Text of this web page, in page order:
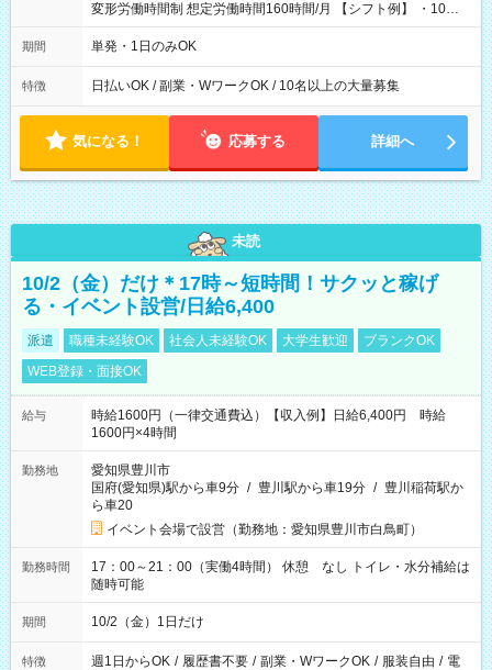
変形労働時間制 想定労働時間160時間/月 【シフト例】 ・10：
00～20：00
期間 単発・1日のみOK
特徴 日払いOK / 副業・WワークOK / 10名以上の大量募集
気になる！ 応募する 詳細へ
未読
10/2（金）だけ＊17時～短時間！サクッと稼げ
る・イベント設営/日給6,400
派遣 職種未経験OK 社会人未経験OK 大学生歓迎
ブランクOK
WEB登録・面接OK
給与
時給1600円（一律交通費込）【収入例】日給6,400円 時給
1600円×4時間
勤務地
愛知県豊川市
国府(愛知県)駅から車9分 / 豊川駅から車19分 / 豊川稲荷駅か
ら車20
イベント会場で設営（勤務地：愛知県豊川市白鳥町）
勤務時間
17：00～21：00（実働4時間） 休憩 なし トイレ・水分補給は
随時可能
期間 10/2（金）1日だけ
特徴 週1日からOK / 履歴書不要 / 副業・WワークOK / 服装自由 / 電